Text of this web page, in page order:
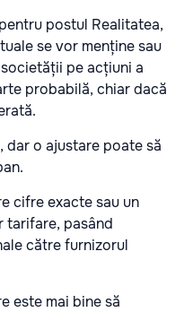
postul Realitatea,
se vor menține sau
pe acțiuni a
probabilă, chiar dacă
dar o ajustare poate să
cifre exacte sau un
tarifare, pasând
către furnizorul
este mai bine să